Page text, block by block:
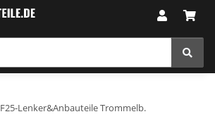
F25-Lenker&Anbauteile Trommelb.